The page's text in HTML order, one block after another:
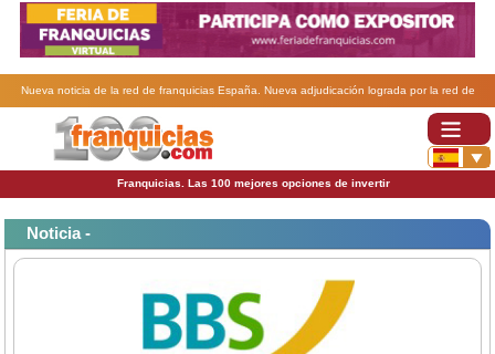
Nueva noticia de la red de franquicias España. Nueva adjudicación lograda por la red de
Franquicias. Las 100 mejores opciones de invertir
Noticia -